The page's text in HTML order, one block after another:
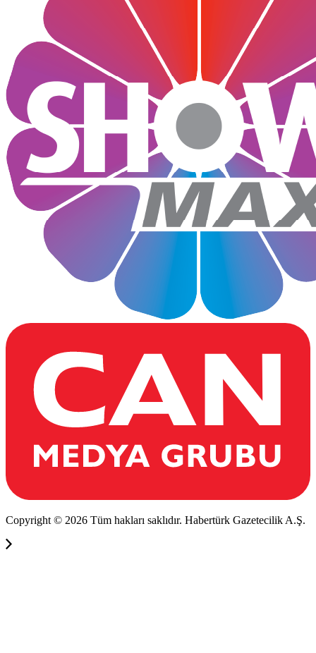
Copyright © 2026 Tüm hakları saklıdır. Habertürk Gazetecilik A.Ş.